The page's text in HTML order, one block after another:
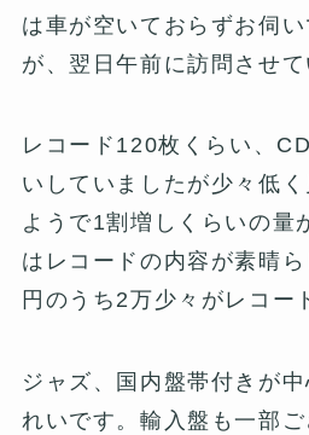
は車が空いておらずお伺
が、翌日午前に訪問させて
レコード120枚くらい、
いしていましたが少々低
ようで1割増しくらいの量
はレコードの内容が素晴
円のうち2万少々がレコー
ジャズ、国内盤帯付きが
れいです。輸入盤も一部